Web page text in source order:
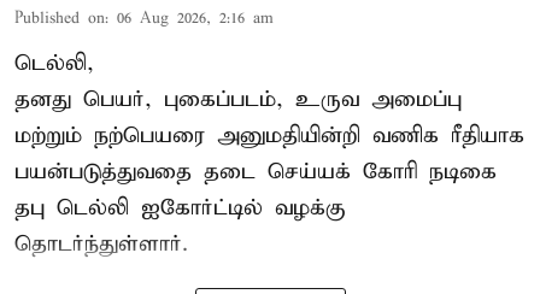
Published on: 06 Aug 2026, 2:16 am
டெல்லி,
தனது பெயர், புகைப்படம், உருவ அமைப்பு
மற்றும் நற்பெயரை அனுமதியின்றி வணிக ரீதியாக
பயன்படுத்துவதை தடை செய்யக் கோரி நடிகை
தபு டெல்லி ஐகோர்ட்டில் வழக்கு
தொடர்ந்துள்ளார்.